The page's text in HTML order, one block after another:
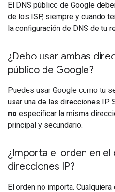
El DNS público de Google
de los ISP, siempre y cuando
la configuración de DNS de tu
¿Debo usar ambas
público de Google?
Puedes usar Google como tu
usar una de las direcciones IP.
no especificar la misma
principal y secundario.
¿Importa el orden en el
direcciones IP?
El orden no importa.